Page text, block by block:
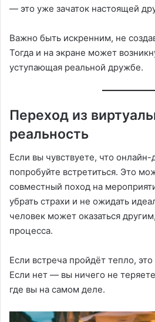
— это уже зачаток настоящей
Важно быть искренним, не
Тогда и на экране может
уступающая реальной дружбе.
Переход из
реальность
Если вы чувствуете, что
попробуйте встретиться. Это
совместный поход на
убрать страхи и не ожидать
человек может оказаться
процесса.
Если встреча пройдёт тепло,
Если нет — вы ничего не
где вы на самом деле.